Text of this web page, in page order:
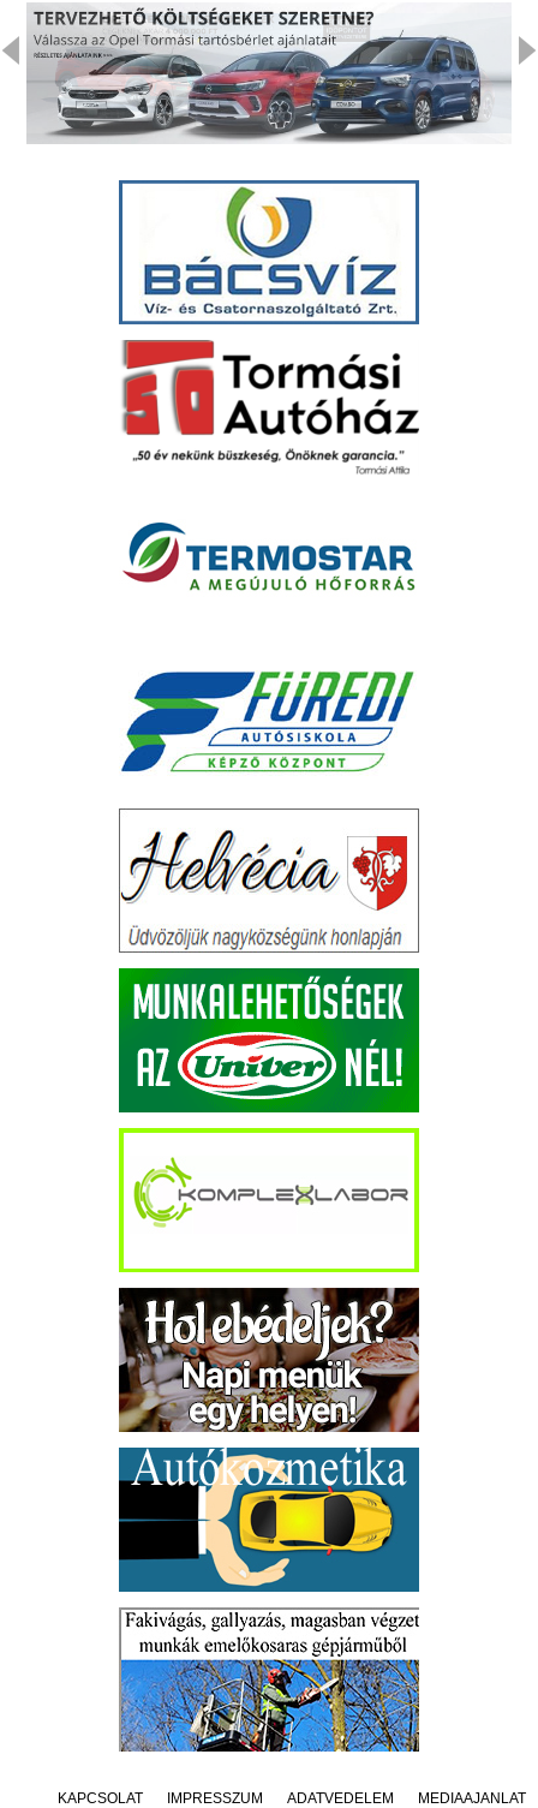
KAPCSOLAT IMPRESSZUM ADATVÉDELEM MÉDIAAJÁNLAT